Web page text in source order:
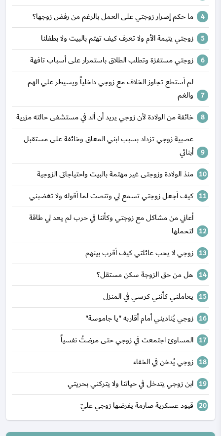
ما حكم إصرار زوجتي على العمل بالرغم من رفض زوجها؟
زوجتي يتيمة الأم ولا تعرف كيف تهتم بالبيت ولا بطفلنا
زوجتي مستفزة وتطلب الطلاق باستمرار على أسباب تافهة
لم أستطع تجاوز الخلاف مع زوجي داخلياً ويسيطر علي الهم
والغم
خائفة من الولادة لأن زوجي يريد أن ألد في مستشفى حالته مزرية
عصبية زوجي تزداد بسبب ابني المعاق وخائفة على مستقبل
أبنائي
منذ الولادة وزوجتى غير مهتمة بالبيت واحتياجاتى الزوجية
كيف أجعل زوجتي تسمع لي وتنصت لما أقوله ولا تغضبني
أعاني من مشاكل مع زوجتي وكأننا في حرب لم يعد لي طاقة
لتحملها
زوجي لا يحب عائلتي كيف أقرب بينهم
هل من حق الزوجة سكن مستقل؟
يعاملني كأنني كرسي في المنزل
زوجي يُناديني أمام أقاربه "يا جاموسة"
المساوئ اجتمعت في زوجي حتى مرضتُ نفسياً
زوجي يُدخن في الخفاء
ابن زوجي يتدخل في حياتنا ولا يتركني بحريتي
قيود عسكرية صارمة يفرضها زوجي عليّ